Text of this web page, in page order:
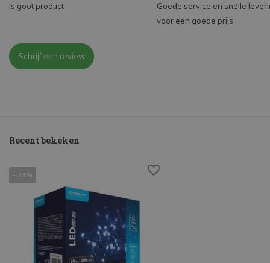
Is goot product
Goede service en snelle
voor een goede prijs
Schrijf een review
Recent bekeken
- 23%